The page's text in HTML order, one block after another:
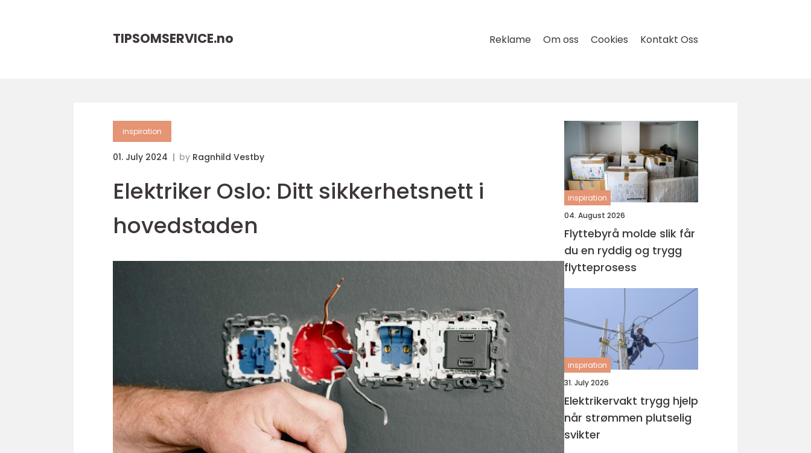
TIPSOMSERVICE.no Reklame Om oss Cookies Kontakt Oss
inspiration
01. July 2024 by Ragnhild Vestby
Elektriker Oslo: Ditt sikkerhetsnett i
hovedstaden
inspiration
04. August 2026
Flyttebyrå molde slik får
du en ryddig og trygg
flytteprosess
inspiration
31. July 2026
Elektrikervakt trygg hjelp
når strømmen plutselig
svikter